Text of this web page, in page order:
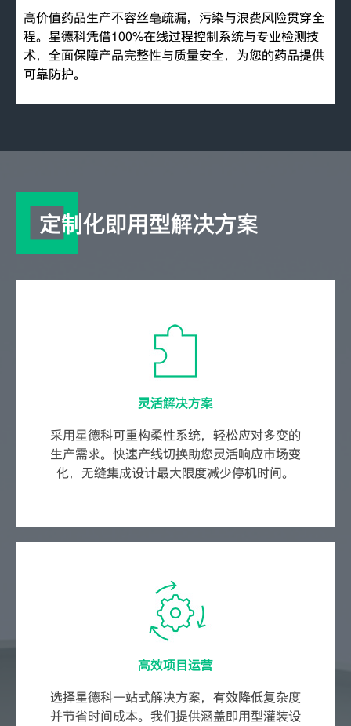
高价值药品生产不容丝毫疏漏，污染与浪费风险贯穿全
程。星德科凭借100%在线过程控制系统与专业检测技
术，全面保障产品完整性与质量安全，为您的药品提供
可靠防护。
定制化即用型解决方案
灵活解决方案
采用星德科可重构柔性系统，轻松应对多变的
生产需求。快速产线切换助您灵活响应市场变
化，无缝集成设计最大限度减少停机时间。
高效项目运营
选择星德科一站式解决方案，有效降低复杂度
并节省时间成本。我们提供涵盖即用型灌装设